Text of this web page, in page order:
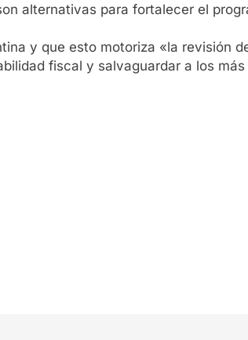
alternativas para fortalecer el
y que esto motoriza «la revisión
fiscal y salvaguardar a los más